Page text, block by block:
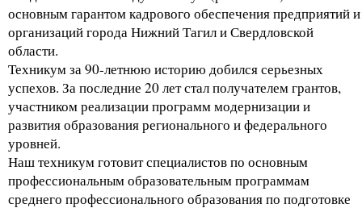
основным гарантом кадрового обеспечения предприятий и
организаций города Нижний Тагил и Свердловской
области.
Техникум за 90-летнюю историю добился серьезных
успехов. За последние 20 лет стал получателем грантов,
участником реализации программ модернизации и
развития образования регионального и федерального
уровней.
Наш техникум готовит специалистов по основным
профессиональным образовательным программам
среднего профессионального образования по подготовке